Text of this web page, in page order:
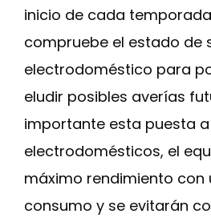
inicio de cada
compruebe el estado de
electrodoméstico para
eludir posibles averías
importante esta puesta
electrodomésticos, el
máximo rendimiento con
consumo y se evitarán